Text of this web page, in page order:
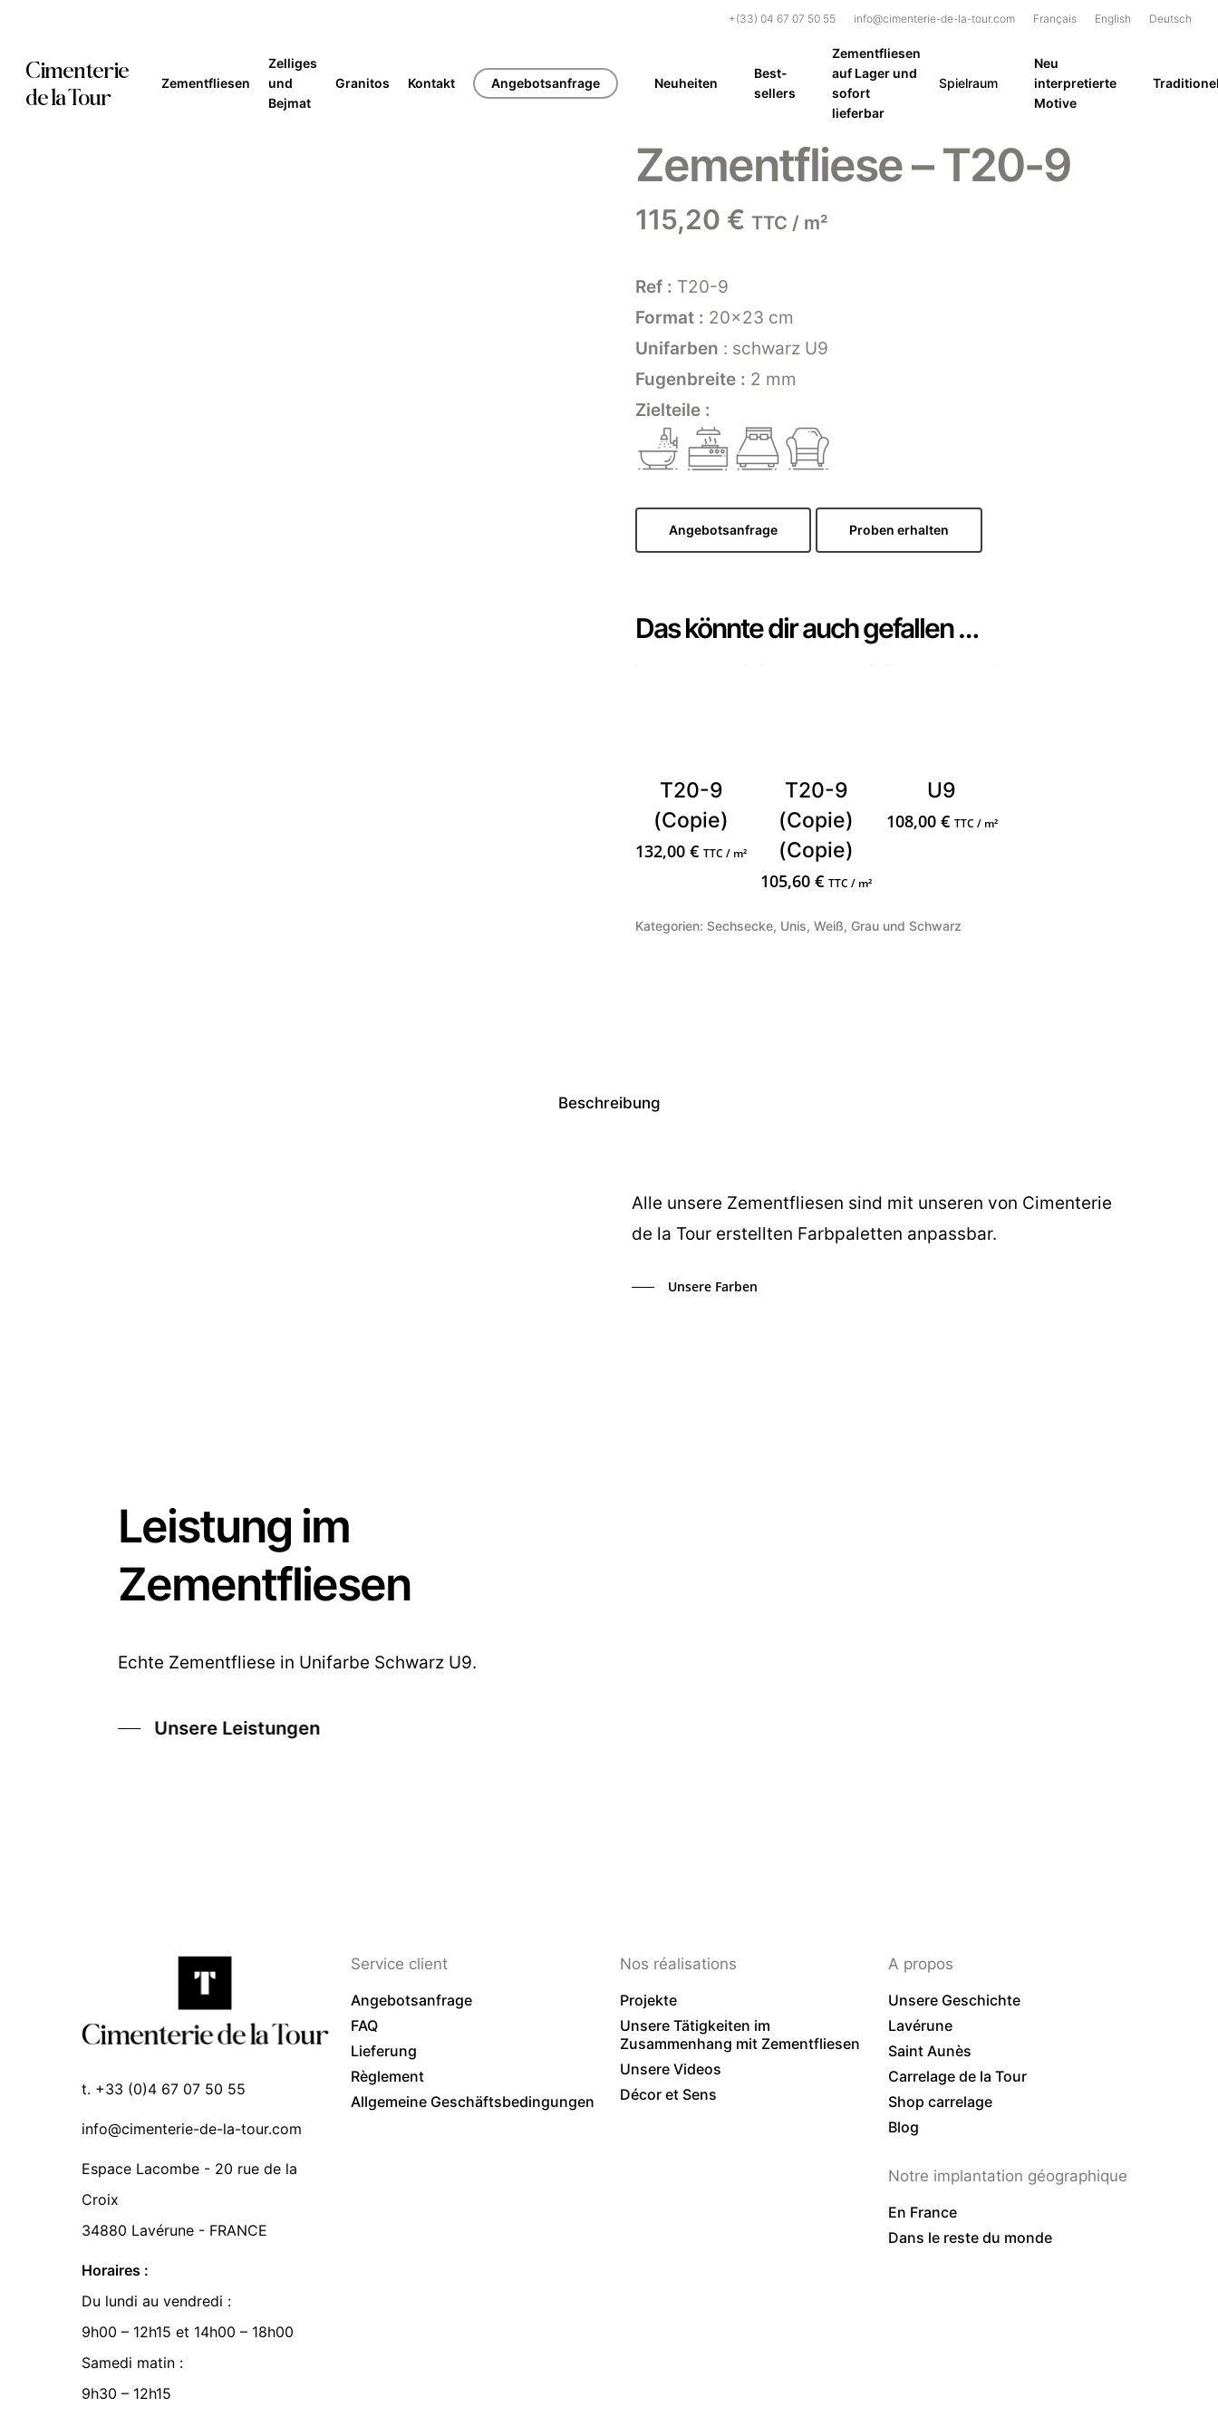
main
content
+(33) 04 67 07 50 55 info@cimenterie-de-la-tour.com Français English Deutsch
Cimenterie
de la Tour
Zementfliesen
Zelliges
und
Bejmat
Granitos Kontakt Angebotsanfrage Neuheiten
Best-
sellers
Zementfliesen
auf Lager und
sofort
lieferbar
Spielraum
Neu
interpretierte
Motive
Zementfliese – T20-9
115,20 € TTC / m²
Ref : T20-9
Format : 20×23 cm
Unifarben : schwarz U9
Fugenbreite : 2 mm
Zielteile :
Angebotsanfrage Proben erhalten
Das könnte dir auch gefallen …
T20-9
(Copie)
132,00€ TTC / m²
T20-9
(Copie)
(Copie)
105,60€ TTC / m²
U9
108,00 € TTC / m²
Kategorien: Sechsecke, Unis,Weiß, Grau und Schwarz
Beschreibung
Alle unsere Zementfliesen sind mit unseren von Cimenterie
de la Tour erstellten Farbpaletten anpassbar.
Unsere Farben
Leistung im
Zementfliesen
Echte Zementfliese in Unifarbe Schwarz U9.
Unsere Leistungen
t. +33 (0)4 67 07 50 55
info@cimenterie-de-la-tour.com
Espace Lacombe - 20 rue de la
Croix
34880 Lavérune - FRANCE
Horaires :
Du lundi au vendredi :
9h00 – 12h15 et 14h00 – 18h00
Samedi matin :
9h30 – 12h15
Service client
Angebotsanfrage
FAQ
Lieferung
Règlement
Allgemeine Geschäftsbedingungen
Nos réalisations
Projekte
Unsere Tätigkeiten im
Zusammenhang mit Zementfliesen
Unsere Videos
Décor et Sens
A propos
Unsere Geschichte
Lavérune
Saint Aunès
Carrelage de la Tour
Shop carrelage
Blog
Notre implantation géographique
En France
Dans le reste du monde